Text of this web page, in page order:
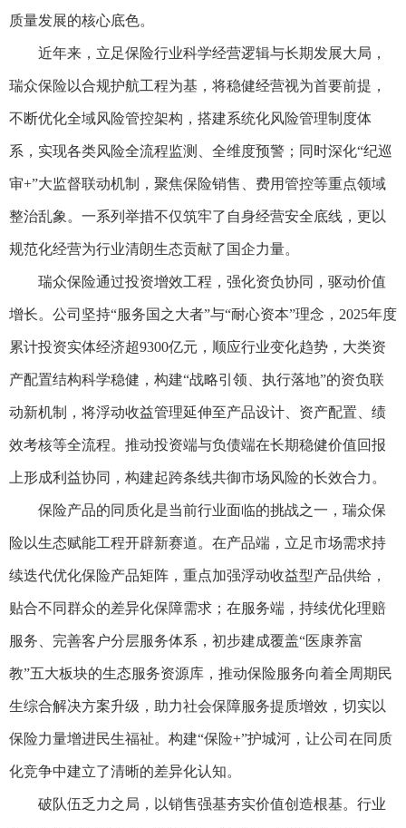
质量发展的核心底色。
近年来，立足保险行业科学经营逻辑与长期发展大局，
瑞众保险以合规护航工程为基，将稳健经营视为首要前提，
不断优化全域风险管控架构，搭建系统化风险管理制度体
系，实现各类风险全流程监测、全维度预警；同时深化“纪巡
审+”大监督联动机制，聚焦保险销售、费用管控等重点领域
整治乱象。一系列举措不仅筑牢了自身经营安全底线，更以
规范化经营为行业清朗生态贡献了国企力量。
瑞众保险通过投资增效工程，强化资负协同，驱动价值
增长。公司坚持“服务国之大者”与“耐心资本”理念，2025年度
累计投资实体经济超9300亿元，顺应行业变化趋势，大类资
产配置结构科学稳健，构建“战略引领、执行落地”的资负联
动新机制，将浮动收益管理延伸至产品设计、资产配置、绩
效考核等全流程。推动投资端与负债端在长期稳健价值回报
上形成利益协同，构建起跨条线共御市场风险的长效合力。
保险产品的同质化是当前行业面临的挑战之一，瑞众保
险以生态赋能工程开辟新赛道。在产品端，立足市场需求持
续迭代优化保险产品矩阵，重点加强浮动收益型产品供给，
贴合不同群众的差异化保障需求；在服务端，持续优化理赔
服务、完善客户分层服务体系，初步建成覆盖“医康养富
教”五大板块的生态服务资源库，推动保险服务向着全周期民
生综合解决方案升级，助力社会保障服务提质增效，切实以
保险力量增进民生福祉。构建“保险+”护城河，让公司在同质
化竞争中建立了清晰的差异化认知。
破队伍乏力之局，以销售强基夯实价值创造根基。行业